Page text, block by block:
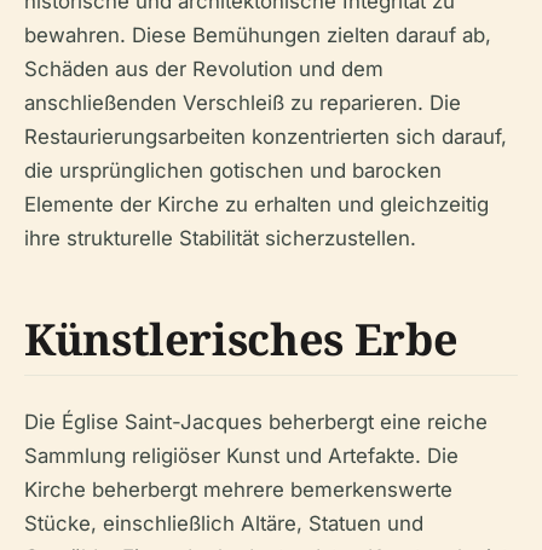
bewahren. Diese Bemühungen zielten darauf ab,
Schäden aus der Revolution und dem
anschließenden Verschleiß zu reparieren. Die
Restaurierungsarbeiten konzentrierten sich darauf,
die ursprünglichen gotischen und barocken
Elemente der Kirche zu erhalten und gleichzeitig
ihre strukturelle Stabilität sicherzustellen.
Künstlerisches Erbe
Die Église Saint-Jacques beherbergt eine reiche
Sammlung religiöser Kunst und Artefakte. Die
Kirche beherbergt mehrere bemerkenswerte
Stücke, einschließlich Altäre, Statuen und